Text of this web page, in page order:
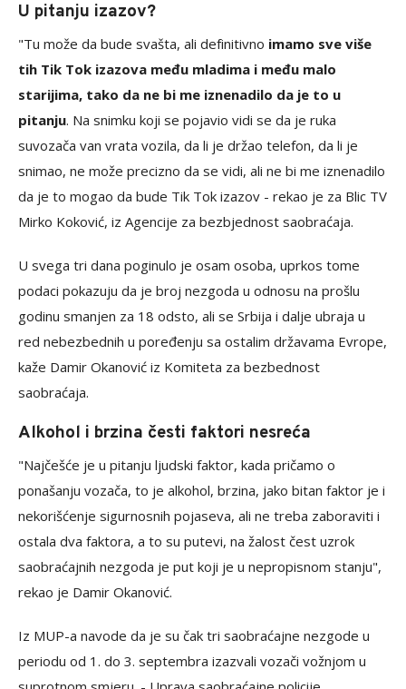
U pitanju izazov?
"Tu može da bude svašta, ali definitivno imamo sve više
tih Tik Tok izazova među mladima i među malo
starijima, tako da ne bi me iznenadilo da je to u
pitanju. Na snimku koji se pojavio vidi se da je ruka
suvozača van vrata vozila, da li je držao telefon, da li je
snimao, ne može precizno da se vidi, ali ne bi me iznenadilo
da je to mogao da bude Tik Tok izazov - rekao je za Blic TV
Mirko Koković, iz Agencije za bezbjednost saobraćaja.
U svega tri dana poginulo je osam osoba, uprkos tome
podaci pokazuju da je broj nezgoda u odnosu na prošlu
godinu smanjen za 18 odsto, ali se Srbija i dalje ubraja u
red nebezbednih u poređenju sa ostalim državama Evrope,
kaže Damir Okanović iz Komiteta za bezbednost
saobraćaja.
Alkohol i brzina česti faktori nesreća
"Najčešće je u pitanju ljudski faktor, kada pričamo o
ponašanju vozača, to je alkohol, brzina, jako bitan faktor je i
nekorišćenje sigurnosnih pojaseva, ali ne treba zaboraviti i
ostala dva faktora, a to su putevi, na žalost čest uzrok
saobraćajnih nezgoda je put koji je u nepropisnom stanju",
rekao je Damir Okanović.
Iz MUP-a navode da je su čak tri saobraćajne nezgode u
periodu od 1. do 3. septembra izazvali vozači vožnjom u